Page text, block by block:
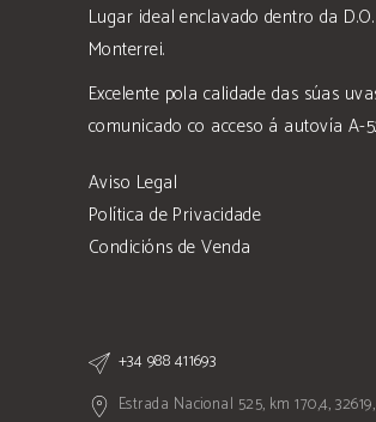
Lugar ideal enclavado dentro da D.O.
Monterrei.
Excelente pola calidade das súas
comunicado co acceso á autovía A-
Aviso Legal
Política de Privacidade
Condicións de Venda
+34 988 411693
Estrada Nacional 525, km 170,4,